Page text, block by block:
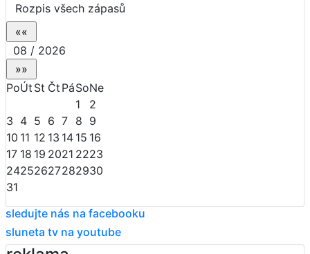
Rozpis všech zápasů
08 / 2026
PoÚt St Čt PáSoNe
1
2
3 4 5 6 7 8 9
10 11 12 13 14 15 16
17 18 19 2021 2223
24252627282930
31
sledujte nás na facebooku
sluneta tv na youtube